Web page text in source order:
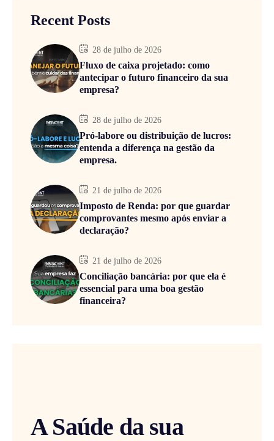
Recent Posts
28 de julho de 2026
Fluxo de caixa projetado: como
antecipar o futuro financeiro da sua
empresa?
28 de julho de 2026
Pró-labore ou distribuição de lucros:
entenda a diferença na gestão da
empresa.
21 de julho de 2026
Imposto de Renda: por que guardar
comprovantes mesmo após enviar a
declaração?
21 de julho de 2026
Conciliação bancária: por que ela é
essencial para uma boa gestão
financeira?
A Saúde da sua